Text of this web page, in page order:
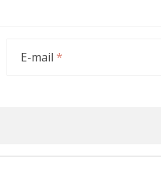
E-mail *